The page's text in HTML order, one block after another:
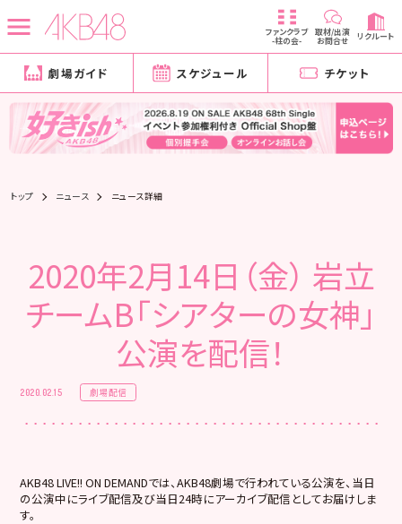
ファンクラブ
-柱の会-
取材/出演
お問合せ リクルート
劇場ガイド スケジュール チケット
トップ ニュース ニュース詳細
2020年2月14日（金） 岩立
チームB「シアターの女神」
公演を配信！
2020.02.15 劇場配信
AKB48 LIVE!! ON DEMANDでは、AKB48劇場で行われている公演を、当日
の公演中にライブ配信及び当日24時にアーカイブ配信としてお届けしま
す。